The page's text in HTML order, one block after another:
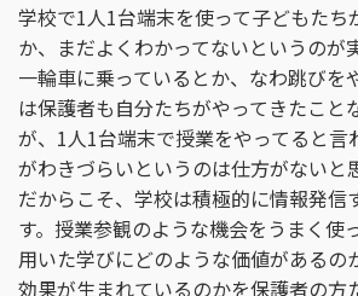
学校で1人1台端末を使って子どもたち
か、まだよくわかってないというのが
一輪車に乗っているとか、なわ跳びを
は保護者も自分たちがやってきたこと
が、1人1台端末で授業をやってると言
がわきづらいというのは仕方がないと
だからこそ、学校は積極的に情報発信
す。授業参観のような機会をうまく使
用いた学びにどのような価値があるの
効果が生まれているのかを保護者の方